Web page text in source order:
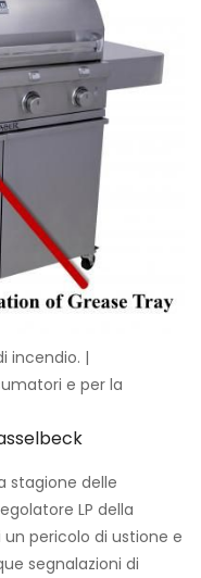
incendio. |
e per la
stagione delle
LP della
un pericolo di ustione e
segnalazioni di